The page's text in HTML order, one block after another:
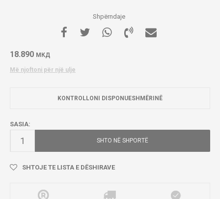
Shpërndaje
18.890 МКД
Më njoftoni për një ulje
KONTROLLONI DISPONUESHMËRINË
SASIA:
SHTO NË SHPORTË
SHTOJE TE LISTA E DËSHIRAVE